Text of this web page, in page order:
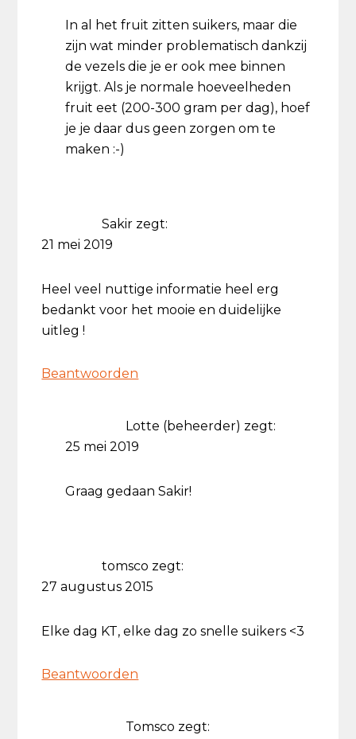
In al het fruit zitten suikers, maar die
zijn wat minder problematisch dankzij
de vezels die je er ook mee binnen
krijgt. Als je normale hoeveelheden
fruit eet (200-300 gram per dag), hoef
je je daar dus geen zorgen om te
maken :-)
Sakir zegt:
21 mei 2019
Heel veel nuttige informatie heel erg
bedankt voor het mooie en duidelijke
uitleg !
Beantwoorden
Lotte (beheerder) zegt:
25 mei 2019
Graag gedaan Sakir!
tomsco zegt:
27 augustus 2015
Elke dag KT, elke dag zo snelle suikers <3
Beantwoorden
Tomsco zegt: